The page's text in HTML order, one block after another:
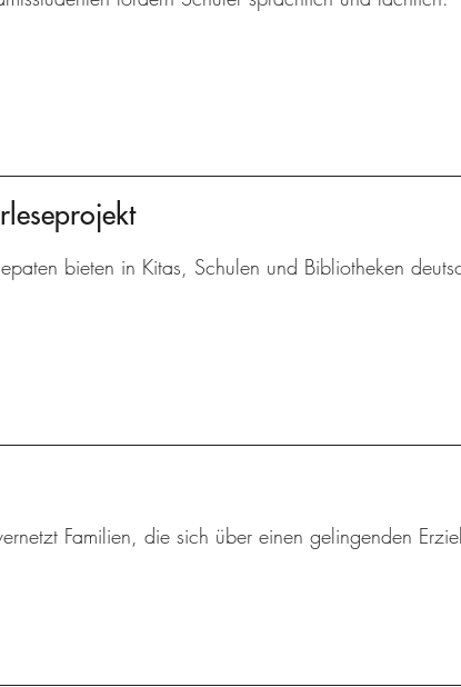
bieten in Kitas, Schulen und Bibliotheken
Familien, die sich über einen gelingenden